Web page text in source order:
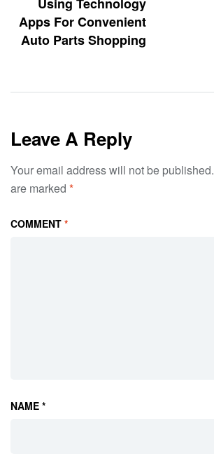
Apps For Convenient
Auto Parts Shopping
Leave A Reply
Your email address will not be published.
are marked *
COMMENT *
NAME *